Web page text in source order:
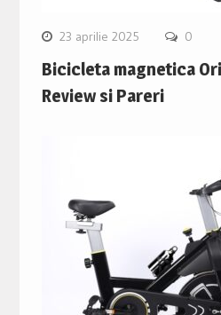
23 aprilie 2025 0
Bicicleta magnetica
Review si Pareri